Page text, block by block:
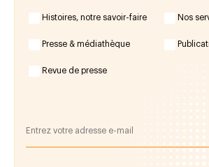
Histoires, notre savoir-faire Nos
Presse & médiathèque
Revue de presse